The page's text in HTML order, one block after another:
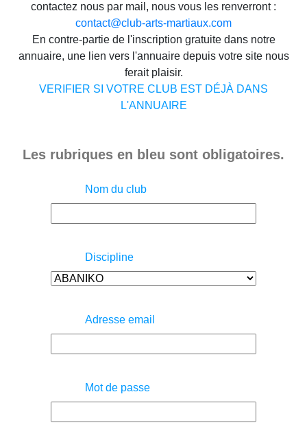
contactez nous par mail, nous vous les renverront :
contact@club-arts-martiaux.com
En contre-partie de l'inscription gratuite dans notre
annuaire, une lien vers l'annuaire depuis votre site nous
ferait plaisir.
VERIFIER SI VOTRE CLUB EST DÉJÀ DANS
L'ANNUAIRE
Les rubriques en bleu sont obligatoires.
Nom du club
Discipline
Adresse email
Mot de passe